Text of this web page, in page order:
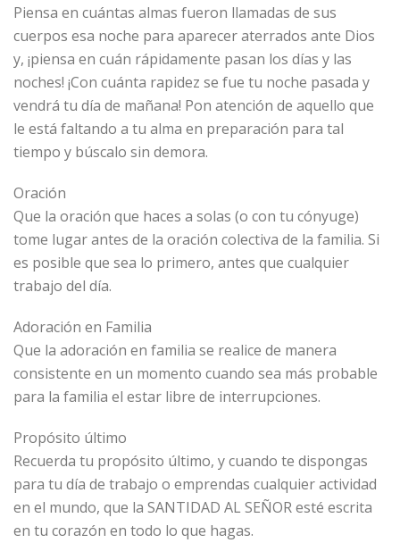
Piensa en cuántas almas fueron llamadas de sus
cuerpos esa noche para aparecer aterrados ante Dios
y, ¡piensa en cuán rápidamente pasan los días y las
noches! ¡Con cuánta rapidez se fue tu noche pasada y
vendrá tu día de mañana! Pon atención de aquello que
le está faltando a tu alma en preparación para tal
tiempo y búscalo sin demora.
Oración
Que la oración que haces a solas (o con tu cónyuge)
tome lugar antes de la oración colectiva de la familia. Si
es posible que sea lo primero, antes que cualquier
trabajo del día.
Adoración en Familia
Que la adoración en familia se realice de manera
consistente en un momento cuando sea más probable
para la familia el estar libre de interrupciones.
Propósito último
Recuerda tu propósito último, y cuando te dispongas
para tu día de trabajo o emprendas cualquier actividad
en el mundo, que la SANTIDAD AL SEÑOR esté escrita
en tu corazón en todo lo que hagas.